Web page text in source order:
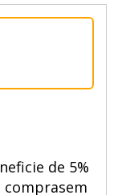
de 5%
comprasem